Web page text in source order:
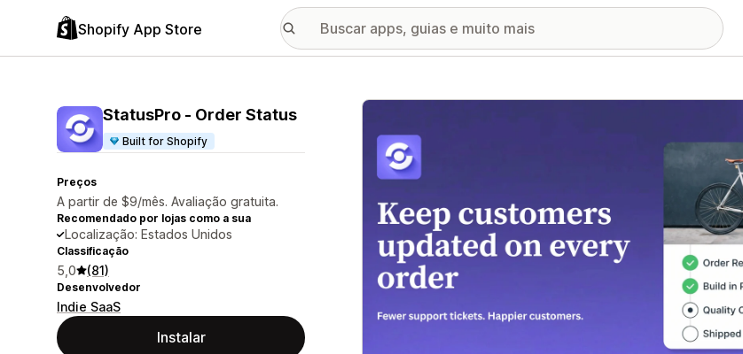
Shopify App Store
StatusPro ‑ Order Status
Built for Shopify
Preços
A partir de $9/mês. Avaliação gratuita.
Recomendado por lojas como a sua
Localização: Estados Unidos
Classificação
5,0 (81)
Desenvolvedor
Indie SaaS
Instalar
Galeria de imagens em destaque